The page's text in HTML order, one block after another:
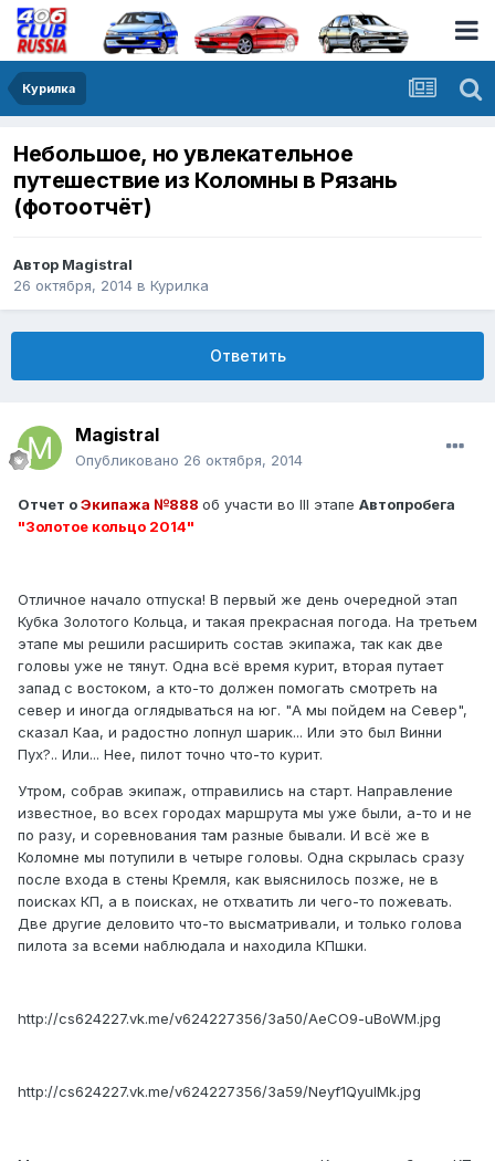
Курилка
Небольшое, но увлекательное
путешествие из Коломны в Рязань
(фотоотчёт)
Автор Magistral
26 октября, 2014 в Курилка
Ответить
Magistral
Опубликовано 26 октября, 2014
Отчет оЭкипажа №888 об участи во III этапе Автопробега
"Золотое кольцо 2014"
Отличное начало отпуска! В первый же день очередной этап
Кубка Золотого Кольца, и такая прекрасная погода. На третьем
этапе мы решили расширить состав экипажа, так как две
головы уже не тянут. Одна всё время курит, вторая путает
запад с востоком, а кто-то должен помогать смотреть на
север и иногда оглядываться на юг. "А мы пойдем на Север",
сказал Каа, и радостно лопнул шарик... Или это был Винни
Пух?.. Или... Нее, пилот точно что-то курит.
Утром, собрав экипаж, отправились на старт. Направление
известное, во всех городах маршрута мы уже были, а-то и не
по разу, и соревнования там разные бывали. И всё же в
Коломне мы потупили в четыре головы. Одна скрылась сразу
после входа в стены Кремля, как выяснилось позже, не в
поисках КП, а в поисках, не отхватить ли чего-то пожевать.
Две другие деловито что-то высматривали, и только голова
пилота за всеми наблюдала и находила КПшки.
http://cs624227.vk.me/v624227356/3a50/AeCO9-uBoWM.jpg
http://cs624227.vk.me/v624227356/3a59/Neyf1QyuIMk.jpg